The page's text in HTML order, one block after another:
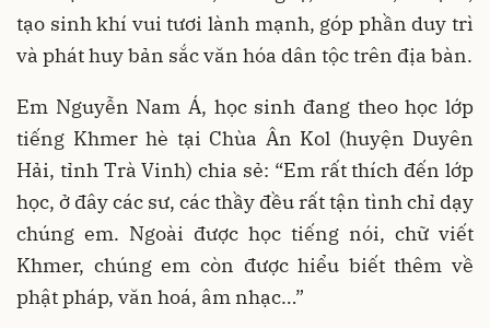
tạo sinh khí vui tươi lành mạnh, góp phần duy trì
và phát huy bản sắc văn hóa dân tộc trên địa bàn.
Em Nguyễn Nam Á, học sinh đang theo học lớp
tiếng Khmer hè tại Chùa Ân Kol (huyện Duyên
Hải, tỉnh Trà Vinh) chia sẻ: “Em rất thích đến lớp
học, ở đây các sư, các thầy đều rất tận tình chỉ dạy
chúng em. Ngoài được học tiếng nói, chữ viết
Khmer, chúng em còn được hiểu biết thêm về
phật pháp, văn hoá, âm nhạc…”